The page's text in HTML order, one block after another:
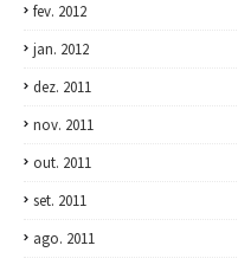
fev. 2012
jan. 2012
dez. 2011
nov. 2011
out. 2011
set. 2011
ago. 2011